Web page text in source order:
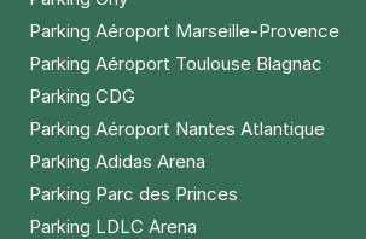
Parking Aéroport Marseille-Provence
Parking Aéroport Toulouse Blagnac
Parking CDG
Parking Aéroport Nantes Atlantique
Parking Adidas Arena
Parking Parc des Princes
Parking LDLC Arena